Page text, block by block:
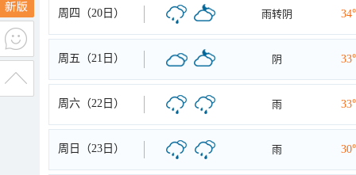
周四（20日） 雨转阴
周五（21日） 阴
周六（22日） 雨
周日（23日） 雨